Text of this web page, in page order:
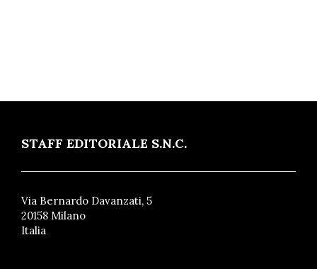
STAFF EDITORIALE S.N.C.
Via Bernardo Davanzati, 5
20158 Milano
Italia